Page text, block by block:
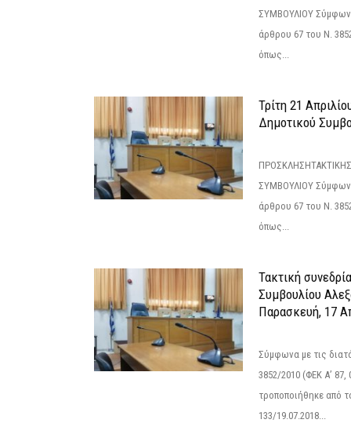
ΣΥΜΒΟΥΛΙΟΥ
άρθρου 67 του Ν.
όπως...
Τρίτη 21
Δημοτικού
ΣΥΜΒΟΥΛΙΟΥ
άρθρου 67 του Ν.
όπως...
Τακτική
Συμβουλίου
Παρασκευή, 17
Σύμφωνα με τις
3852/2010 (ΦΕΚ Α’ 87,
τροποποιήθηκε από
133/19.07.2018...